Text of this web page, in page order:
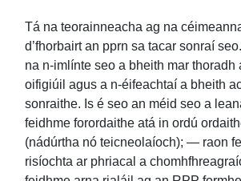
chosc —
03/05/1999
Tá na teorainneacha ag na
d’fhorbairt an pprn sa tacar sonraí
na n-imlínte seo a bheith mar thoradh
oifigiúil agus a n-éifeachtaí a bheith
sonraithe. Is é seo an méid seo a
feidhme forordaithe atá in ordú
(nádúrtha nó teicneolaíoch); — raon
risíochta ar phriacal a